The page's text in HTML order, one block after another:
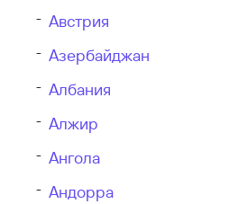
Австрия
Азербайджан
Албания
Алжир
Ангола
Андорра